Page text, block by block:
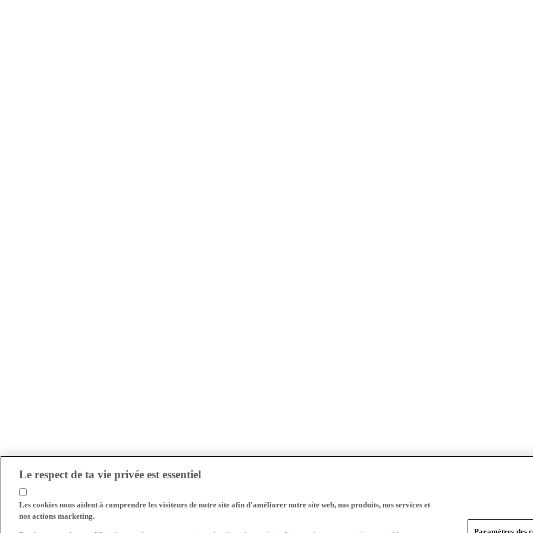
Le respect de ta vie privée est essentiel
Les cookies nous aident à comprendre les visiteurs de notre site afin d'améliorer notre site web, nos produits, nos services et
nos actions marketing.